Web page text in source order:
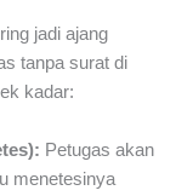
jadi ajang
tanpa surat di
kadar:
Petugas akan
menetesinya